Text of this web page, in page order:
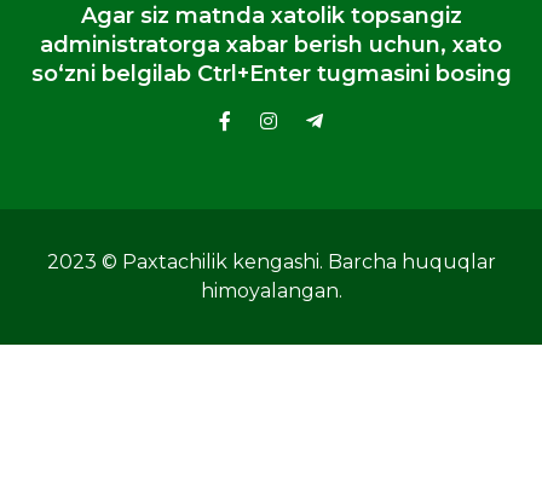
Agar siz matnda xatolik topsangiz
administratorga xabar berish uchun, xato
so‘zni belgilab Ctrl+Enter tugmasini bosing
2023 © Paxtachilik kengashi. Barcha huquqlar
himoyalangan.